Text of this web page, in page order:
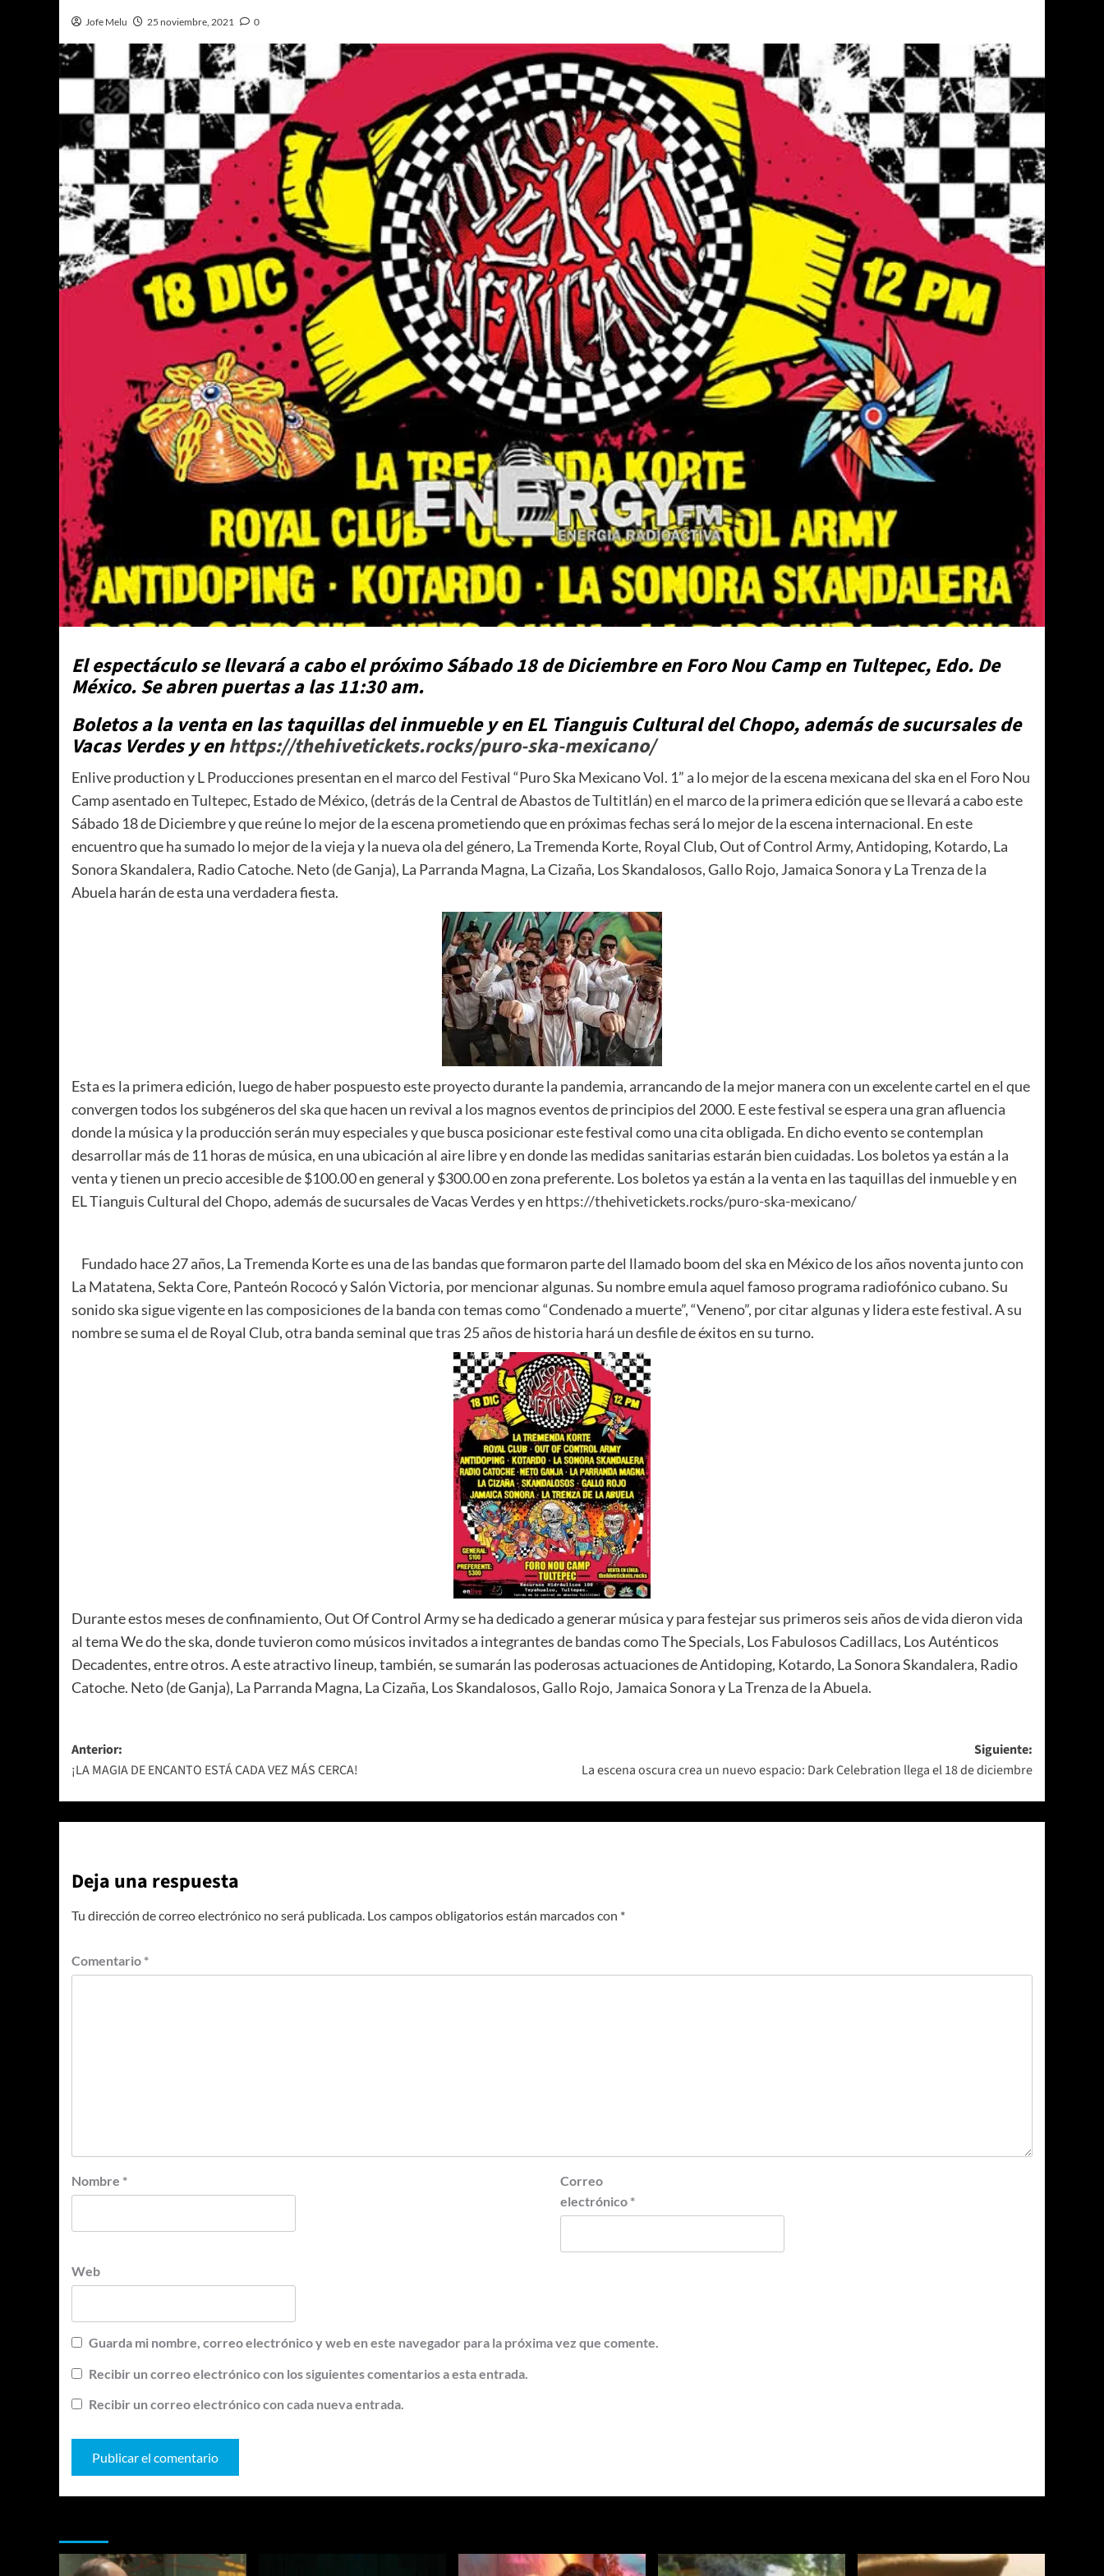
Jofe Melu 25 noviembre, 2021 0
El espectáculo se llevará a cabo el próximo Sábado 18 de Diciembre en Foro Nou Camp en Tultepec, Edo. De
México. Se abren puertas a las 11:30 am.
Boletos a la venta en las taquillas del inmueble y en EL Tianguis Cultural del Chopo, además de sucursales de
Vacas Verdes y enhttps://thehivetickets.rocks/puro-ska-mexicano/
Enlive production y L Producciones presentan en el marco del Festival “Puro Ska Mexicano Vol. 1” a lo mejor de la escena mexicana del ska en el Foro Nou
Camp asentado en Tultepec, Estado de México, (detrás de la Central de Abastos de Tultitlán) en el marco de la primera edición que se llevará a cabo este
Sábado 18 de Diciembre y que reúne lo mejor de la escena prometiendo que en próximas fechas será lo mejor de la escena internacional. En este
encuentro que ha sumado lo mejor de la vieja y la nueva ola del género, La Tremenda Korte, Royal Club, Out of Control Army, Antidoping, Kotardo, La
Sonora Skandalera, Radio Catoche. Neto (de Ganja), La Parranda Magna, La Cizaña, Los Skandalosos, Gallo Rojo, Jamaica Sonora y La Trenza de la
Abuela harán de esta una verdadera fiesta.
Esta es la primera edición, luego de haber pospuesto este proyecto durante la pandemia, arrancando de la mejor manera con un excelente cartel en el que
convergen todos los subgéneros del ska que hacen un revival a los magnos eventos de principios del 2000. E este festival se espera una gran afluencia
donde la música y la producción serán muy especiales y que busca posicionar este festival como una cita obligada. En dicho evento se contemplan
desarrollar más de 11 horas de música, en una ubicación al aire libre y en donde las medidas sanitarias estarán bien cuidadas. Los boletos ya están a la
venta y tienen un precio accesible de $100.00 en general y $300.00 en zona preferente. Los boletos ya están a la venta en las taquillas del inmueble y en
EL Tianguis Cultural del Chopo, además de sucursales de Vacas Verdes y en https://thehivetickets.rocks/puro-ska-mexicano/
Fundado hace 27 años, La Tremenda Korte es una de las bandas que formaron parte del llamado boom del ska en México de los años noventa junto con
La Matatena, Sekta Core, Panteón Rococó y Salón Victoria, por mencionar algunas. Su nombre emula aquel famoso programa radiofónico cubano. Su
sonido ska sigue vigente en las composiciones de la banda con temas como “Condenado a muerte”, “Veneno”, por citar algunas y lidera este festival. A su
nombre se suma el de Royal Club, otra banda seminal que tras 25 años de historia hará un desfile de éxitos en su turno.
Durante estos meses de confinamiento, Out Of Control Army se ha dedicado a generar música y para festejar sus primeros seis años de vida dieron vida
al tema We do the ska, donde tuvieron como músicos invitados a integrantes de bandas como The Specials, Los Fabulosos Cadillacs, Los Auténticos
Decadentes, entre otros. A este atractivo lineup, también, se sumarán las poderosas actuaciones de Antidoping, Kotardo, La Sonora Skandalera, Radio
Catoche. Neto (de Ganja), La Parranda Magna, La Cizaña, Los Skandalosos, Gallo Rojo, Jamaica Sonora y La Trenza de la Abuela.
Navegación
de
entradas
Anterior:
¡LA MAGIA DE ENCANTO ESTÁ CADA VEZ MÁS CERCA!
Siguiente:
La escena oscura crea un nuevo espacio: Dark Celebration llega el 18 de diciembre
Deja una respuesta
Tu dirección de correo electrónico no será publicada. Los campos obligatorios están marcados con *
Comentario *
Nombre *
Correo
electrónico *
Web
Guarda mi nombre, correo electrónico y web en este navegador para la próxima vez que comente.
Recibir un correo electrónico con los siguientes comentarios a esta entrada.
Recibir un correo electrónico con cada nueva entrada.